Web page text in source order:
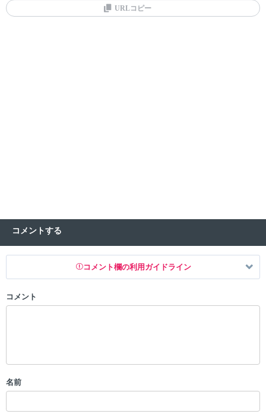
URLコピー
コメントする
コメント欄の利用ガイドライン
以下の書き込みを禁止とし、場合によってはコメント削除や書き込み制
・一度削除された投稿を再び投稿すること
・アカウントの売買など金銭が絡む内容の投稿
コメント
名前